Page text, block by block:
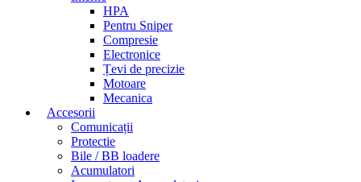
HPA
Pentru Sniper
Compresie
Electronice
Țevi de precizie
Motoare
Mecanica
Accesorii
Comunicații
Protectie
Bile / BB loadere
Acumulatori